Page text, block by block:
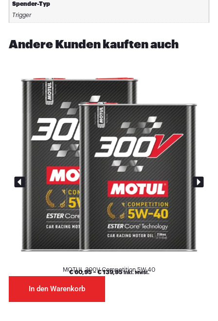
Spender-Typ
Trigger
Andere Kunden kauften auch
MOTUL 300V Competition 5W-40
€60,95–€139,95 inkl. MwSt.
In den Warenkorb